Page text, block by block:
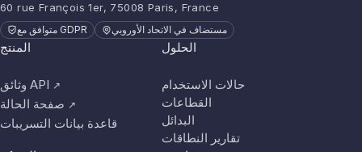
60 rue François 1er, 75008 Paris, France
متوافق مع GDPR مستضاف في الاتحاد الأوروبي
المنتج
وثائق API ↗
صفحة الحالة ↗
قاعدة بيانات التسريبات
الحلول
حالات الاستخدام
القطاعات
البدائل
تقارير النطاقات